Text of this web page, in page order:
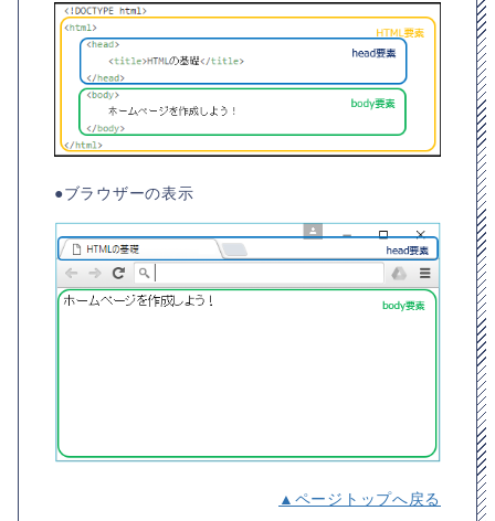
●ブラウザーの表示
▲ページトップへ戻る